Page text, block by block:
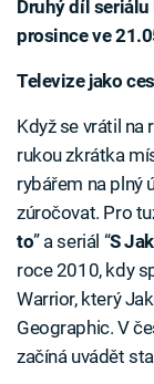
Druhý díl
prosince ve
Televize jako
Když se vrátil na
rukou zkrátka
rybářem na plný
zúročovat. Pro
to” a seriál “S
roce 2010, kdy
Warrior, který
Geographic. V
začíná uvádět